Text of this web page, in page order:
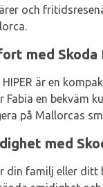
och
med Skoda
är en
Fabia en bekväm
på Mallorcas
med
din familj eller ditt